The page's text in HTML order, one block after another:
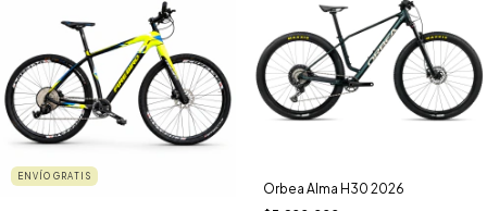
ENVÍO GRATIS
Orbea Alma H30 2026